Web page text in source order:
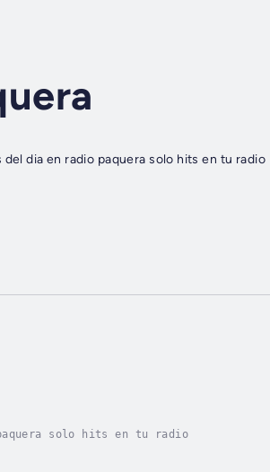
dia en radio paquera solo hits en tu radio
solo hits en tu radio